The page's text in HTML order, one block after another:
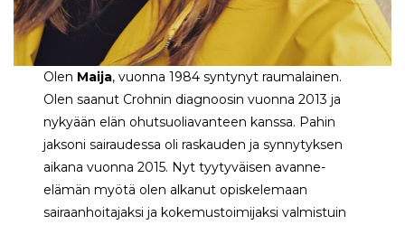
Olen Maija, vuonna 1984 syntynyt raumalainen.
Olen saanut Crohnin diagnoosin vuonna 2013 ja
nykyään elän ohutsuoliavanteen kanssa. Pahin
jaksoni sairaudessa oli raskauden ja synnytyksen
aikana vuonna 2015. Nyt tyytyväisen avanne-
elämän myötä olen alkanut opiskelemaan
sairaanhoitajaksi ja kokemustoimijaksi valmistuin